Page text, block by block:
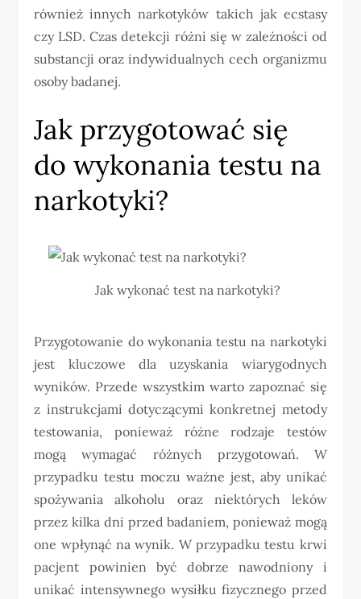
również innych narkotyków takich jak ecstasy
czy LSD. Czas detekcji różni się w zależności od
substancji oraz indywidualnych cech organizmu
osoby badanej.
Jak przygotować się
do wykonania testu na
narkotyki?
Jak wykonać test na narkotyki?
Przygotowanie do wykonania testu na narkotyki
jest kluczowe dla uzyskania wiarygodnych
wyników. Przede wszystkim warto zapoznać się
z instrukcjami dotyczącymi konkretnej metody
testowania, ponieważ różne rodzaje testów
mogą wymagać różnych przygotowań. W
przypadku testu moczu ważne jest, aby unikać
spożywania alkoholu oraz niektórych leków
przez kilka dni przed badaniem, ponieważ mogą
one wpłynąć na wynik. W przypadku testu krwi
pacjent powinien być dobrze nawodniony i
unikać intensywnego wysiłku fizycznego przed